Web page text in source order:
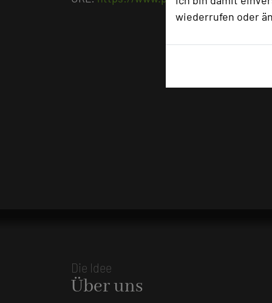
wiederrufen oder
Die Idee
Über uns